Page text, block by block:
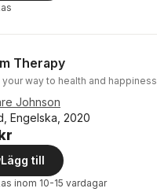
Therapy
your way to health and happiness
Johnson
Engelska, 2020
Lägg till
inom 10-15 vardagar